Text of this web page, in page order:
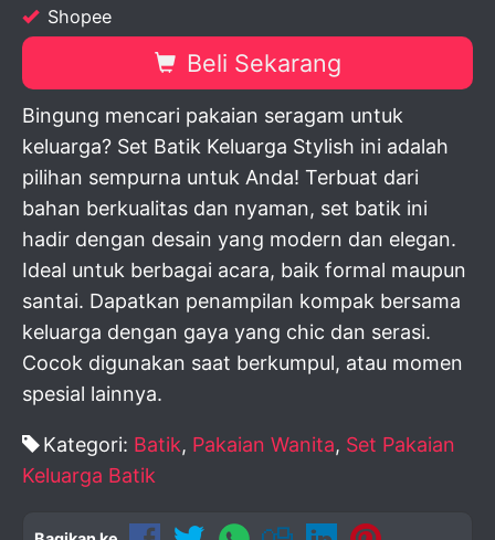
Shopee
Beli Sekarang
Bingung mencari pakaian seragam untuk
keluarga? Set Batik Keluarga Stylish ini adalah
pilihan sempurna untuk Anda! Terbuat dari
bahan berkualitas dan nyaman, set batik ini
hadir dengan desain yang modern dan elegan.
Ideal untuk berbagai acara, baik formal maupun
santai. Dapatkan penampilan kompak bersama
keluarga dengan gaya yang chic dan serasi.
Cocok digunakan saat berkumpul, atau momen
spesial lainnya.
Kategori: Batik, Pakaian Wanita, Set Pakaian
Keluarga Batik